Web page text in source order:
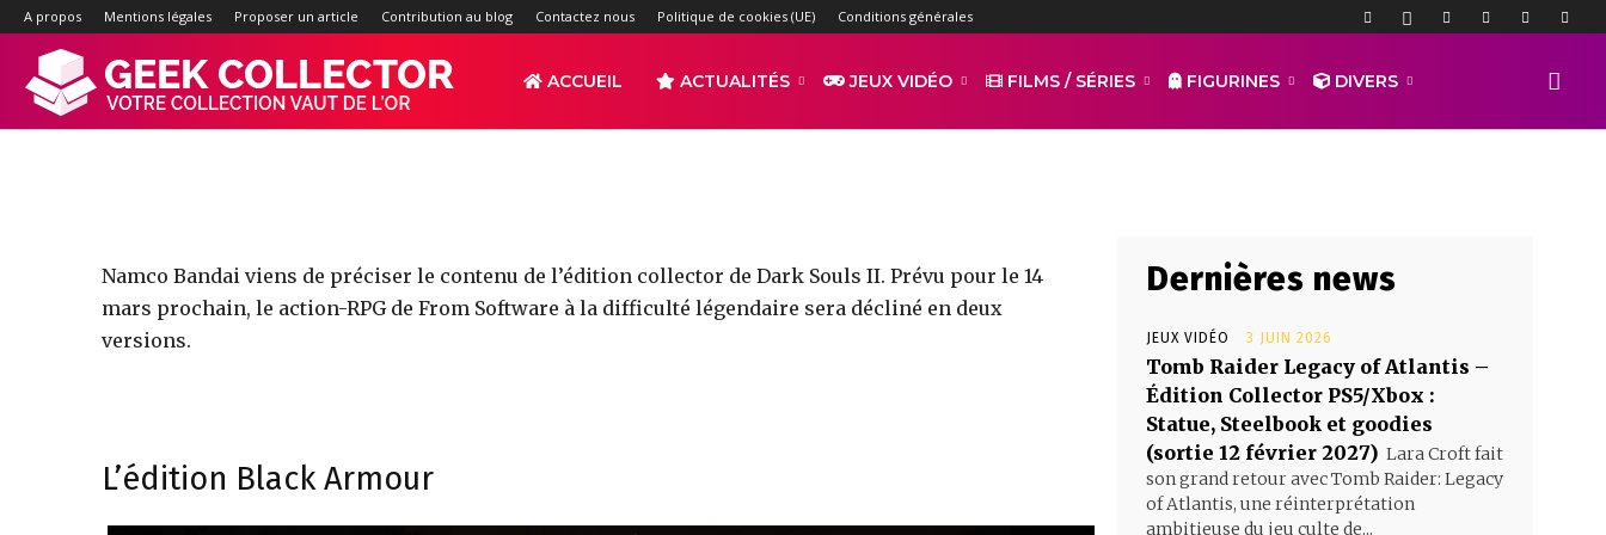
A propos Mentions légales Proposer un article Contribution au blog Contactez nous Politique de cookies (UE) Conditions générales
:
ACCUEIL ACTUALITÉS JEUX VIDÉO FILMS / SÉRIES FIGURINES DIVERS
Les éditions Collector de Dark Souls II
par ALCHERAR - 2330 0
Namco Bandai viens de préciser le contenu de l’édition collector de Dark Souls II. Prévu pour le 14
mars prochain, le action-RPG de From Software à la difficulté légendaire sera décliné en deux
versions.
L’édition Black Armour
Dernières news
JEUX VIDÉO 3 JUIN 2026
Tomb Raider Legacy of Atlantis –
Édition Collector PS5/Xbox :
Statue, Steelbook et goodies
(sortie 12 février 2027) Lara Croft fait
son grand retour avec Tomb Raider: Legacy
of Atlantis, une réinterprétation
ambitieuse du jeu culte de...